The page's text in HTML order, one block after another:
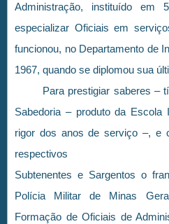
Administração, instituído
especializar Oficiais em
funcionou, no Departamento de
1967, quando se diplomou sua
Para prestigiar saberes –
Sabedoria – produto da Escola
rigor dos anos de serviço –, e
respectivos
Subtenentes e Sargentos o
Polícia Militar de Minas
Formação de Oficiais de